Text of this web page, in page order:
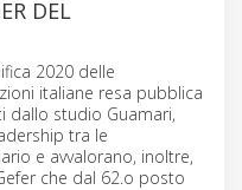
DEL
2020 delle
italiane resa pubblica
dallo studio Guamari,
tra le
e avvalorano, inoltre,
che dal 62.o posto